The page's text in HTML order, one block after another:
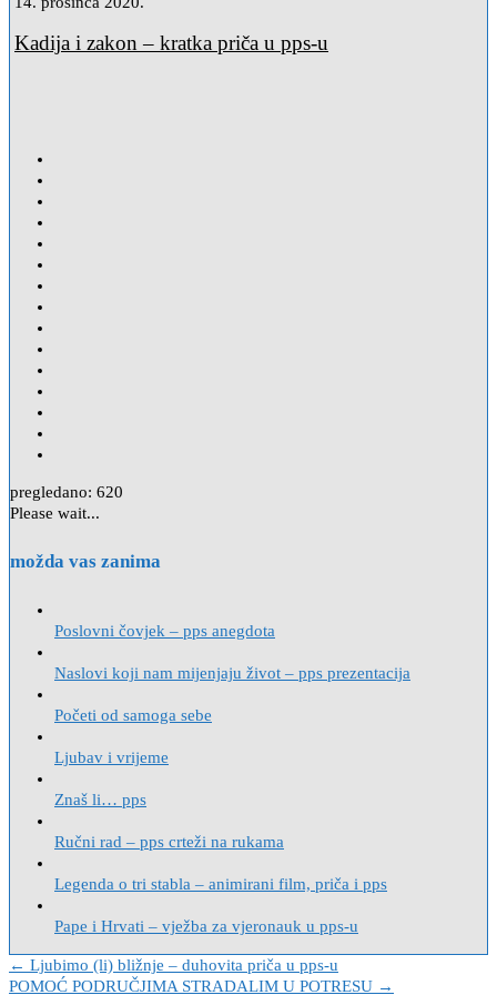
Kadija i zakon – kratka priča u pps-u
pregledano: 620
Please wait...
možda vas zanima
Poslovni čovjek – pps anegdota
Naslovi koji nam mijenjaju život – pps prezentacija
Početi od samoga sebe
Ljubav i vrijeme
Znaš li… pps
Ručni rad – pps crteži na rukama
Legenda o tri stabla – animirani film, priča i pps
Pape i Hrvati – vježba za vjeronauk u pps-u
Navigacija
← Ljubimo (li) bližnje – duhovita priča u pps-u
POMOĆ PODRUČJIMA STRADALIM U POTRESU →